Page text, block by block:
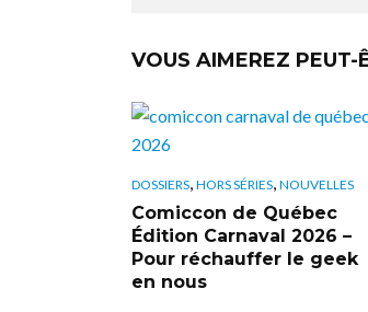
VOUS AIMEREZ PEUT-
DOSSIERS, HORS SÉRIES, NOUVELLES
Comiccon de Québec
Édition Carnaval 2026 –
Pour réchauffer le geek
en nous